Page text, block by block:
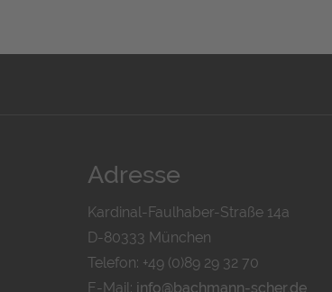
Adresse
Kardinal-Faulhaber-Straße 14a
D-80333 München
Telefon: +49 (0)89 29 32 70
E-Mail: info@bachmann-scher.de